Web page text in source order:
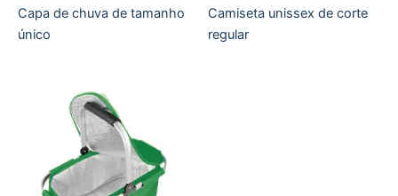
Capa de chuva de tamanho
único
Camiseta unissex de corte
regular